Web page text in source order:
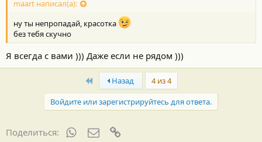
maart написал(а):
ну ты непропадай, красотка
без тебя скучно
Я всегда с вами ))) Даже если не рядом )))
First Назад
4 из 4
Войдите или зарегистрируйтесь для ответа.
Поделиться: WhatsAppЭлектронная почта